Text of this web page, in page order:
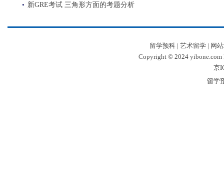
新GRE考试 三角形方面的考题分析
留学预科| 艺术留学| 网
Copyright © 2024 yibone.com
京
留学